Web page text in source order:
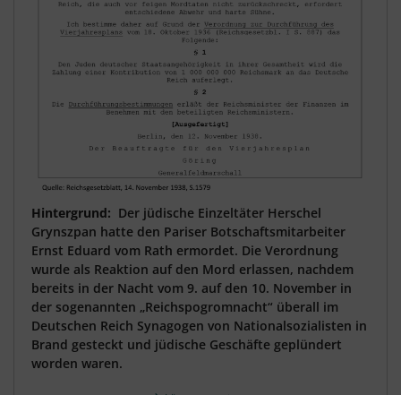
Hintergrund: Der jüdische Einzeltäter Herschel
Grynszpan hatte den Pariser Botschaftsmitarbeiter
Ernst Eduard vom Rath ermordet. Die Verordnung
wurde als Reaktion auf den Mord erlassen, nachdem
bereits in der Nacht vom 9. auf den 10. November in
der sogenannten „Reichspogromnacht“ überall im
Deutschen Reich Synagogen von Nationalsozialisten in
Brand gesteckt und jüdische Geschäfte geplündert
worden waren.